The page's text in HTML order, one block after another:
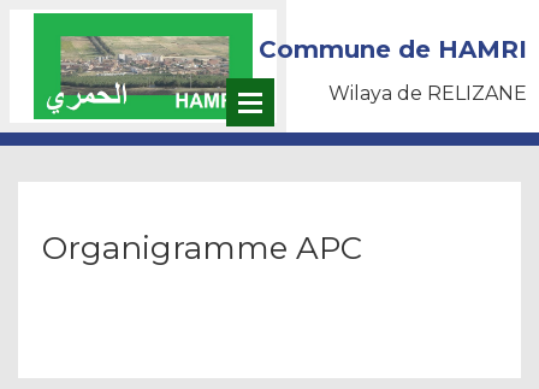
Commune de HAMRI
Wilaya de RELIZANE
Organigramme APC